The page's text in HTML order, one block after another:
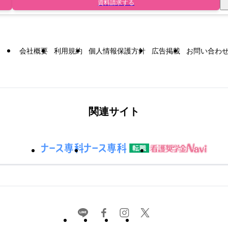
資料請求する
会社概要 利用規約 個人情報保護方針 広告掲載 お問い合わ
関連サイト